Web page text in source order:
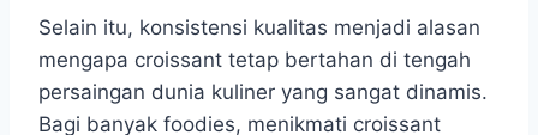
Selain itu, konsistensi kualitas menjadi alasan
mengapa croissant tetap bertahan di tengah
persaingan dunia kuliner yang sangat dinamis.
Bagi banyak foodies, menikmati croissant